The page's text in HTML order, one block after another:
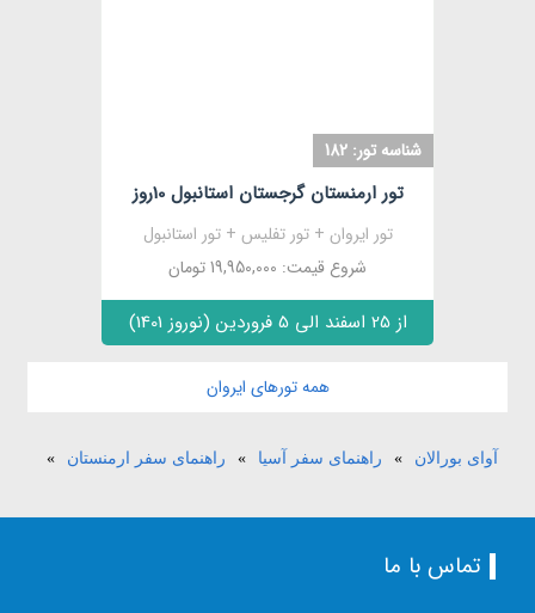
شناسه تور: 182
تور ارمنستان گرجستان استانبول 10روز
تور ایروان + تور تفلیس + تور استانبول
شروع قیمت: 19,950,000 تومان
از 25 اسفند الی 5 فروردین (نوروز 1401)
همه تورهای ایروان
آوای بورالان » راهنمای سفر آسیا » راهنمای سفر ارمنستان »
تماس با ما